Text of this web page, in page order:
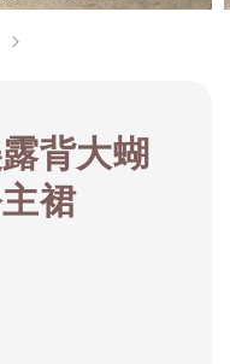
背大蝴
裙